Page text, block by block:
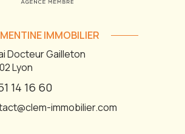
IMMOBILIER
Docteur Gailleton
Lyon
14 16 60
immobilier.com